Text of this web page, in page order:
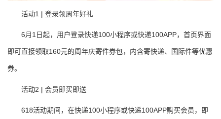
活动1 | 登录领周年好礼
6月1日起，用户登录快递100小程序或快递100APP，首页界面
即可直接领取160元的周年庆寄件券包，内含寄快递、国际件等优惠
券。
活动2 | 会员即买即送
618活动期间，在快递100小程序或快递100APP购买会员，即